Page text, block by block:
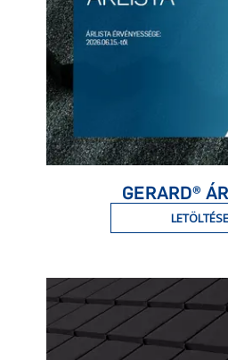
GERARD®
LETÖLTÉSE